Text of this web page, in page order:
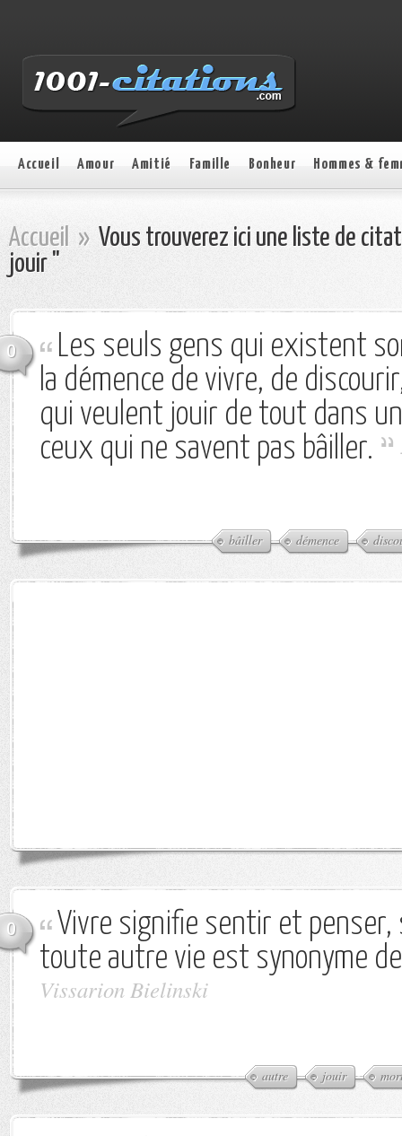
Accueil Amour Amitié Famille Bonheur Hommes &
Accueil » Vous trouverez ici une liste de
jouir "
0
Les seuls gens qui existent
la démence de vivre, de
qui veulent jouir de tout dans
ceux qui ne savent pas bâiller.
bâiller démence
0
Vivre signifie sentir et
toute autre vie est synonyme
Vissarion Bielinski
autre jouir